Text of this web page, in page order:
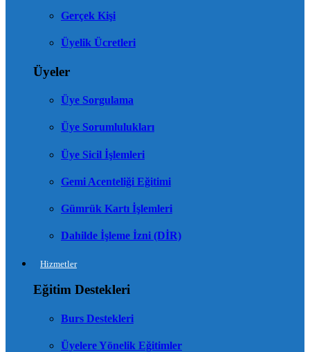
Gerçek Kişi
Üyelik Ücretleri
Üyeler
Üye Sorgulama
Üye Sorumlulukları
Üye Sicil İşlemleri
Gemi Acenteliği Eğitimi
Gümrük Kartı İşlemleri
Dahilde İşleme İzni (DİR)
Hizmetler
Eğitim Destekleri
Burs Destekleri
Üyelere Yönelik Eğitimler